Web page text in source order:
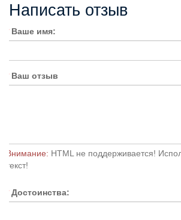
Написать отзыв
Ваше имя:
Ваш отзыв
Внимание: HTML не поддерживается!
текст!
Достоинства: